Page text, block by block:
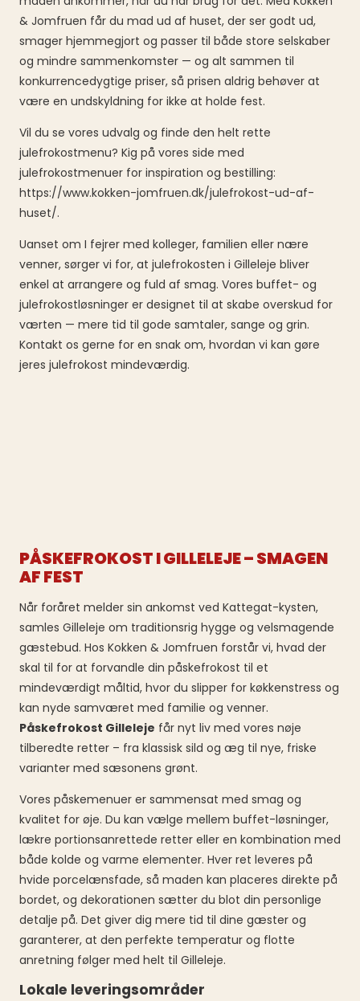
& Jomfruen får du mad ud af huset, der ser godt ud,
smager hjemmegjort og passer til både store selskaber
og mindre sammenkomster — og alt sammen til
konkurrencedygtige priser, så prisen aldrig behøver at
være en undskyldning for ikke at holde fest.
Vil du se vores udvalg og finde den helt rette
julefrokostmenu? Kig på vores side med
julefrokostmenuer for inspiration og bestilling:
https://www.kokken-jomfruen.dk/julefrokost-ud-af-
huset/.
Uanset om I fejrer med kolleger, familien eller nære
venner, sørger vi for, at julefrokosten i Gilleleje bliver
enkel at arrangere og fuld af smag. Vores buffet- og
julefrokostløsninger er designet til at skabe overskud for
værten — mere tid til gode samtaler, sange og grin.
Kontakt os gerne for en snak om, hvordan vi kan gøre
jeres julefrokost mindeværdig.
PÅSKEFROKOST I GILLELEJE – SMAGEN
AF FEST
Når foråret melder sin ankomst ved Kattegat-kysten,
samles Gilleleje om traditionsrig hygge og velsmagende
gæstebud. Hos Kokken & Jomfruen forstår vi, hvad der
skal til for at forvandle din påskefrokost til et
mindeværdigt måltid, hvor du slipper for køkkenstress og
kan nyde samværet med familie og venner.
Påskefrokost Gilleleje får nyt liv med vores nøje
tilberedte retter – fra klassisk sild og æg til nye, friske
varianter med sæsonens grønt.
Vores påskemenuer er sammensat med smag og
kvalitet for øje. Du kan vælge mellem buffet-løsninger,
lækre portionsanrettede retter eller en kombination med
både kolde og varme elementer. Hver ret leveres på
hvide porcelænsfade, så maden kan placeres direkte på
bordet, og dekorationen sætter du blot din personlige
detalje på. Det giver dig mere tid til dine gæster og
garanterer, at den perfekte temperatur og flotte
anretning følger med helt til Gilleleje.
Lokale leveringsområder